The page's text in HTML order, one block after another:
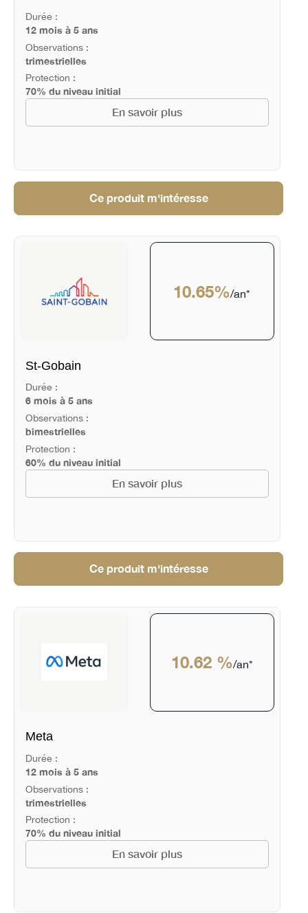
Durée :
12 mois à 5 ans
Observations :
trimestrielles
Protection :
70% du niveau initial
En savoir plus
Ce produit m'intéresse
10.65%/an*
St-Gobain
Durée :
6 mois à 5 ans
Observations :
bimestrielles
Protection :
60% du niveau initial
En savoir plus
Ce produit m'intéresse
10.62 %/an*
Meta
Durée :
12 mois à 5 ans
Observations :
trimestrielles
Protection :
70% du niveau initial
En savoir plus